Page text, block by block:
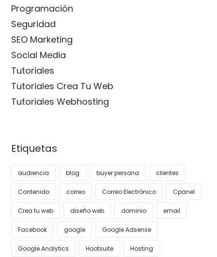
Programación
Seguridad
SEO Marketing
Social Media
Tutoriales
Tutoriales Crea Tu Web
Tutoriales Webhosting
Etiquetas
audiencia blog buyer persona clientes
Contenido correo Correo Electrónico Cpanel
Crea tu web diseño web dominio email
Facebook google Google Adsense
Google Analytics Hootsuite Hosting